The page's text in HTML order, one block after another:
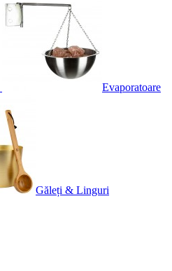
Evaporatoare
Găleți & Linguri